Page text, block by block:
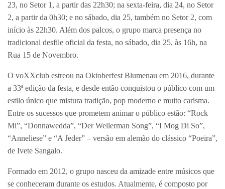
23, no Setor 1, a partir das 22h30; na sexta-feira, dia 24, no Setor
2, a partir da 0h30; e no sábado, dia 25, também no Setor 2, com
início às 22h30. Além dos palcos, o grupo marca presença no
tradicional desfile oficial da festa, no sábado, dia 25, às 16h, na
Rua 15 de Novembro.
O voXXclub estreou na Oktoberfest Blumenau em 2016, durante
a 33ª edição da festa, e desde então conquistou o público com um
estilo único que mistura tradição, pop moderno e muito carisma.
Entre os sucessos que prometem animar o público estão: “Rock
Mi”, “Donnawedda”, “Der Wellerman Song”, “I Mog Di So”,
“Anneliese” e “A Jeder” – versão em alemão do clássico “Poeira”,
de Ivete Sangalo.
Formado em 2012, o grupo nasceu da amizade entre músicos que
se conheceram durante os estudos. Atualmente, é composto por